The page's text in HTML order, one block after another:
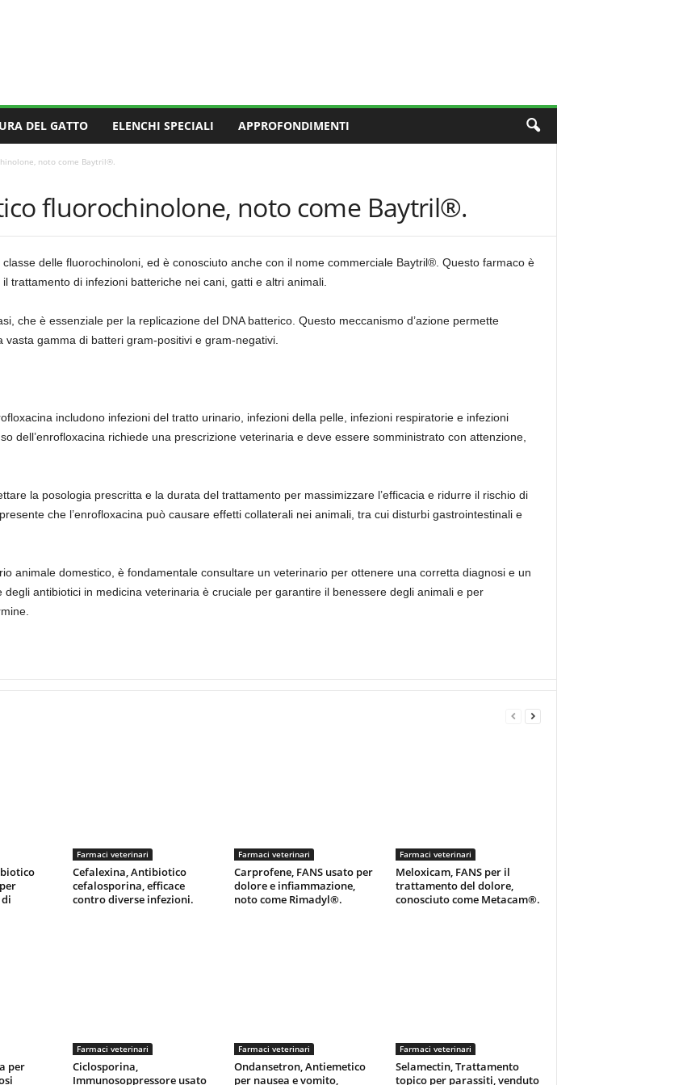
DEL GATTO ELENCHI SPECIALI APPROFONDIMENTI
noto come Baytril®.
fluorochinolone, noto come Baytril®.
delle fluorochinoloni, ed è conosciuto anche con il nome commerciale Baytril®. Questo farmaco è
trattamento di infezioni batteriche nei cani, gatti e altri animali.
che è essenziale per la replicazione del DNA batterico. Questo meccanismo d’azione permette
gamma di batteri gram-positivi e gram-negativi.
includono infezioni del tratto urinario, infezioni della pelle, infezioni respiratorie e infezioni
dell’enrofloxacina richiede una prescrizione veterinaria e deve essere somministrato con attenzione,
la posologia prescritta e la durata del trattamento per massimizzare l’efficacia e ridurre il rischio di
che l’enrofloxacina può causare effetti collaterali nei animali, tra cui disturbi gastrointestinali e
animale domestico, è fondamentale consultare un veterinario per ottenere una corretta diagnosi e un
degli antibiotici in medicina veterinaria è cruciale per garantire il benessere degli animali e per
Farmaci veterinari
Cefalexina, Antibiotico
cefalosporina, efficace
contro diverse infezioni.
Farmaci veterinari
Carprofene, FANS usato per
dolore e infiammazione,
noto come Rimadyl®.
Farmaci veterinari
Meloxicam, FANS per il
trattamento del dolore,
conosciuto come Metacam®.
per
Farmaci veterinari
Ciclosporina,
Immunosoppressore usato
Farmaci veterinari
Ondansetron, Antiemetico
per nausea e vomito,
Farmaci veterinari
Selamectin, Trattamento
topico per parassiti, venduto